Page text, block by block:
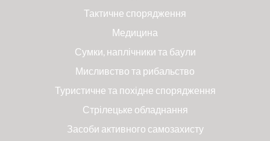
Тактичне спорядження
Медицина
Сумки, наплічники та баули
Мисливство та рибальство
Туристичне та похідне спорядження
Стрілецьке обладнання
Засоби активного самозахисту